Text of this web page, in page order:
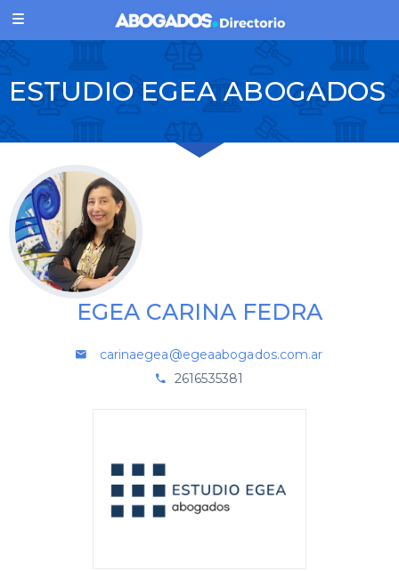
ESTUDIO EGEA ABOGADOS
EGEA CARINA FEDRA
carinaegea@egeaabogados.com.ar
2616535381